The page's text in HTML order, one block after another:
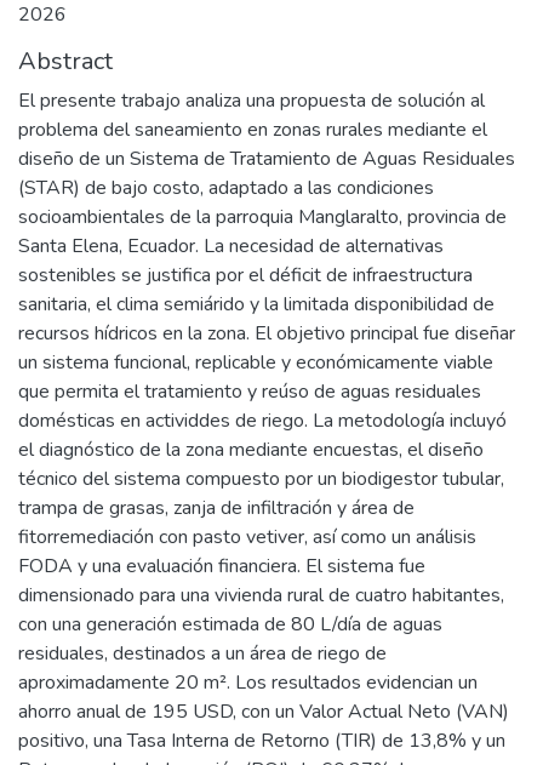
2026
Abstract
El presente trabajo analiza una propuesta de solución al
problema del saneamiento en zonas rurales mediante el
diseño de un Sistema de Tratamiento de Aguas Residuales
(STAR) de bajo costo, adaptado a las condiciones
socioambientales de la parroquia Manglaralto, provincia de
Santa Elena, Ecuador. La necesidad de alternativas
sostenibles se justifica por el déficit de infraestructura
sanitaria, el clima semiárido y la limitada disponibilidad de
recursos hídricos en la zona. El objetivo principal fue diseñar
un sistema funcional, replicable y económicamente viable
que permita el tratamiento y reúso de aguas residuales
domésticas en actividdes de riego. La metodología incluyó
el diagnóstico de la zona mediante encuestas, el diseño
técnico del sistema compuesto por un biodigestor tubular,
trampa de grasas, zanja de infiltración y área de
fitorremediación con pasto vetiver, así como un análisis
FODA y una evaluación financiera. El sistema fue
dimensionado para una vivienda rural de cuatro habitantes,
con una generación estimada de 80 L/día de aguas
residuales, destinados a un área de riego de
aproximadamente 20 m². Los resultados evidencian un
ahorro anual de 195 USD, con un Valor Actual Neto (VAN)
positivo, una Tasa Interna de Retorno (TIR) de 13,8% y un